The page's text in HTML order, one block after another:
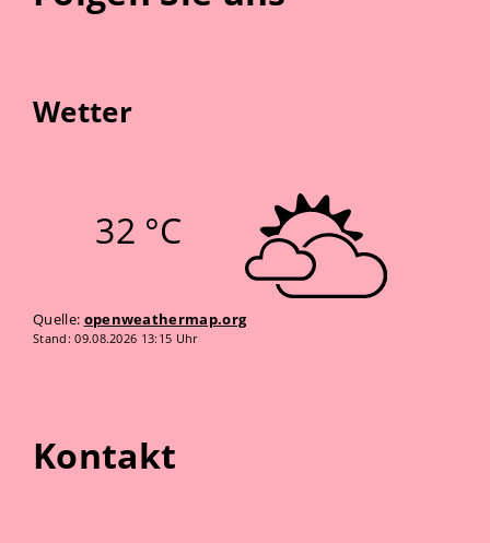
Wetter
32 °C
Quelle: openweathermap.org
Stand: 09.08.2026 13:15 Uhr
Kontakt